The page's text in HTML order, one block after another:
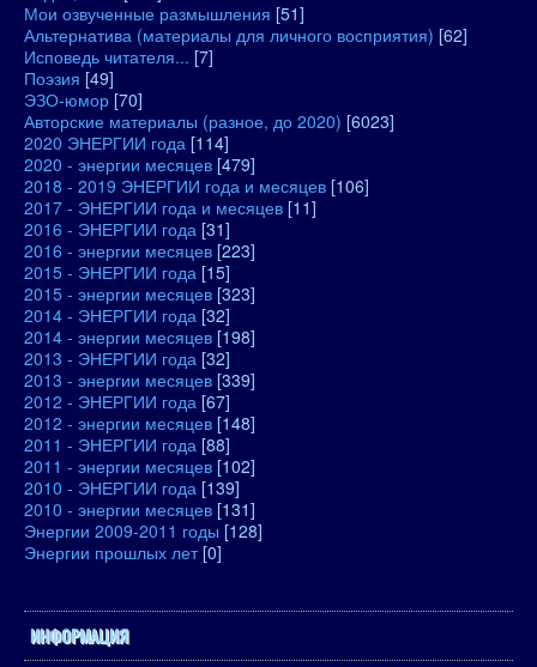
Мои озвученные размышления [51]
Альтернатива (материалы для личного восприятия) [62]
Исповедь читателя... [7]
Поэзия [49]
ЭЗО-юмор [70]
Авторские материалы (разное, до 2020) [6023]
2020 ЭНЕРГИИ года [114]
2020 - энергии месяцев [479]
2018 - 2019 ЭНЕРГИИ года и месяцев [106]
2017 - ЭНЕРГИИ года и месяцев [11]
2016 - ЭНЕРГИИ года [31]
2016 - энергии месяцев [223]
2015 - ЭНЕРГИИ года [15]
2015 - энергии месяцев [323]
2014 - ЭНЕРГИИ года [32]
2014 - энергии месяцев [198]
2013 - ЭНЕРГИИ года [32]
2013 - энергии месяцев [339]
2012 - ЭНЕРГИИ года [67]
2012 - энергии месяцев [148]
2011 - ЭНЕРГИИ года [88]
2011 - энергии месяцев [102]
2010 - ЭНЕРГИИ года [139]
2010 - энергии месяцев [131]
Энергии 2009-2011 годы [128]
Энергии прошлых лет [0]
ИНФОРМАЦИЯ